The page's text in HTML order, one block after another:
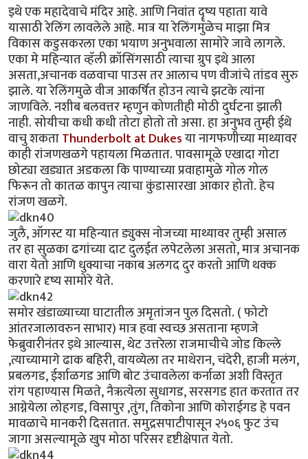
इथे एक महादेवाचे मंदिर आहे. आणि निवांत दॄष्य पहाता यावे
यासाठी रेलिंग लावलेले आहे. मात्र या रेलिंगमुळेच माझा मित्र
विकास कडुसकरला एका भयाण अनुभवाला सामोरे जावे लागले.
एका मे महिन्यात व्हॅली क्रॉसिंगसाठी त्याचा ग्रुप इथे आला
असता,अचानक वळवाचा पाउस तर आलाच पण वीजांचे तांडव सुरु
झाले. या रेलिंगमुळे वीज आकर्षित होउन त्याचे झटके त्यांना
जाणविले. नशीब बलवत्तर म्हणुन कोणतीही मोठी दुर्घटना झाली
नाही. सोयीचा कधी कधी तोटा होतो तो असा. हा अनुभव तुम्ही ईथे
वाचु शकताThunderbolt at Dukesया नागफणीच्या माथ्यावर
काही रांजणखळगे पहायला मिळतात. पावसामूळे एखादा गोटा
छोट्या खड्यात अडकला कि पाण्याच्या प्रवाहामुळे गोल गोल
फिरून तो कातळ कापुन त्याचा कुंडासारखा आकार होतो. हेच
रांजण खळगे.
जुलै, ऑगस्ट या महिन्यात ड्युक्स नोजच्या माथ्यावर तुम्ही असाल
तर हा सुळका ढगांच्या दाट दुलईत लपेटलेला असतो, मात्र अचानक
वारा येतो आणि धुक्याचा नकाब अलगद दुर करतो आणि थक्क
करणारे दृष्य सामोरे येते.
समोर खंडाळ्याच्या घाटातील अमृतांजन पुल दिसतो. ( फोटो
आंतरजालावरुन साभार) मात्र हवा स्वच्छ असताना म्हणजे
फेब्रुवारीनंतर इथे आल्यास, थेट उत्तरेला राजमाचीचे जोड किल्ले
,त्याच्यामागे ढाक बहिरी, वायव्येला तर माथेरान, चंदेरी, हाजी मलंग,
प्रबलगड, ईर्शाळगड आणि बोट उंचावलेला कर्नाळा अशी विस्तृत
रांग पहाण्यास मिळते, नैऋत्येला सुधागड, सरसगड हात करतात तर
आग्नेयेला लोहगड, विसापुर ,तुंग, तिकोना आणि कोराईगड हे पवन
मावळाचे मानकरी दिसतात. समुद्रसपाटीपासून २५०६ फुट उंच
जागा असल्यामूळे खुप मोठा परिसर दृष्टीक्षेपात येतो.